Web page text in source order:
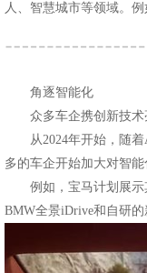
人、智慧城市等领域。
角逐智能化
众多车企携创新技术
从2024年开始，随着
多的车企开始加大对智
例如，宝马计划展示
BMW全景iDrive和自研